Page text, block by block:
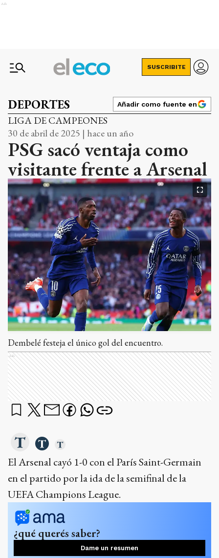
Ads
SUSCRIBITE
DEPORTES Añadir como fuente en
LIGA DE CAMPEONES
30 de abril de 2025 | hace un año
PSG sacó ventaja como
visitante frente a Arsenal
Dembelé festeja el único gol del encuentro.
Ads
El Arsenal cayó 1-0 con el París Saint-Germain
en el partido por la ida de la semifinal de la
UEFA Champions League.
¿qué querés saber?
Dame un resumen